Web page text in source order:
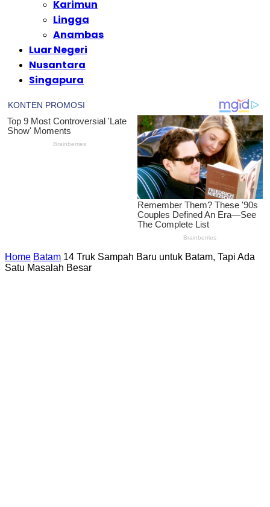
Karimun
Lingga
Anambas
Luar Negeri
Nusantara
Singapura
Home Batam 14 Truk Sampah Baru untuk Batam, Tapi Ada
Satu Masalah Besar